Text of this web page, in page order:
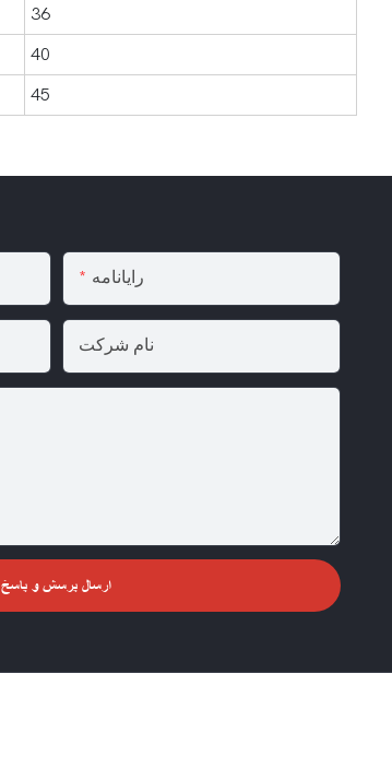
36
40
45
رایانامه
نام شرکت
ارسال پرسش و پاسخ